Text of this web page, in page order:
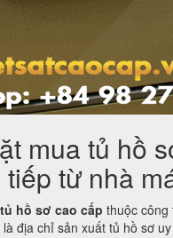
mua tủ hồ
từ nhà
hồ sơ cao cấp thuộc
địa chỉ sản xuất tủ hồ sơ